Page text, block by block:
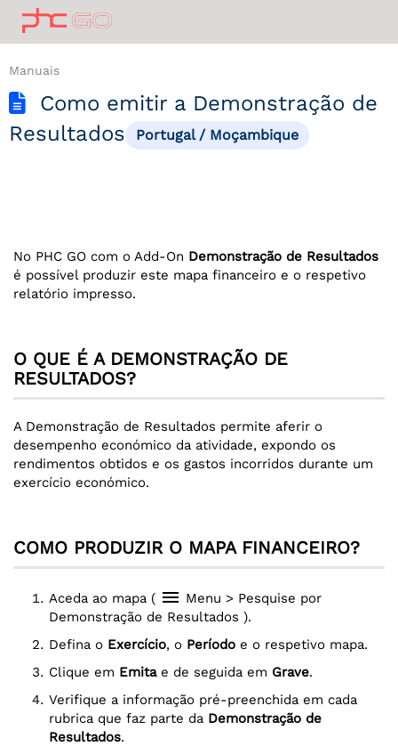
Manuais
Como emitir a Demonstração de
Resultados
Portugal / Moçambique
No PHC GO com o Add-On Demonstração de Resultados
é possível produzir este mapa financeiro e o respetivo
relatório impresso.
O QUE É A DEMONSTRAÇÃO DE
RESULTADOS?
A Demonstração de Resultados permite aferir o
desempenho económico da atividade, expondo os
rendimentos obtidos e os gastos incorridos durante um
exercício económico.
COMO PRODUZIR O MAPA FINANCEIRO?
Aceda ao mapa ( menu Menu > Pesquise por
Demonstração de Resultados ).
Defina o Exercício, o Período e o respetivo mapa.
Clique em Emitae de seguida em Grave.
Verifique a informação pré-preenchida em cada
rubrica que faz parte da Demonstração de
Resultados.